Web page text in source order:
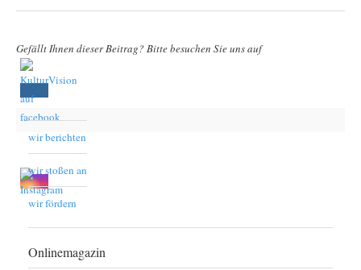
Gefällt Ihnen dieser Beitrag? Bitte besuchen Sie uns auf
wir berichten
wir stoßen an
wir fördern
Onlinemagazin